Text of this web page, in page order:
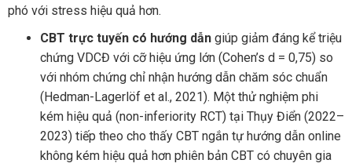
phó với stress hiệu quả hơn.
CBT trực tuyến có hướng dẫngiúp giảm đáng kể triệu
chứng VDCĐ với cỡ hiệu ứng lớn (Cohen’s d = 0,75) so
với nhóm chứng chỉ nhận hướng dẫn chăm sóc chuẩn
(Hedman-Lagerlöf et al., 2021). Một thử nghiệm phi
kém hiệu quả (non-inferiority RCT) tại Thụy Điển (2022–
2023) tiếp theo cho thấy CBT ngắn tự hướng dẫn online
không kém hiệu quả hơn phiên bản CBT có chuyên gia